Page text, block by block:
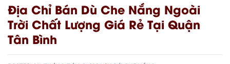
Địa Chỉ Bán Dù Che Nắng Ngoài
Trời Chất Lượng Giá Rẻ Tại Quận
Tân Bình